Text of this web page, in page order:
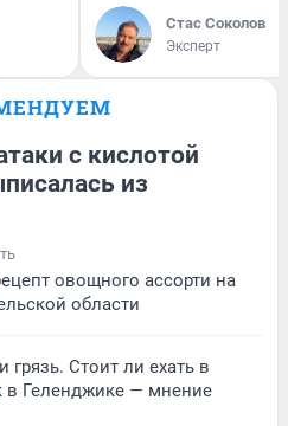
Стас Соколов
Эксперт
с кислотой
из
овощного ассорти на
области
Стоит ли ехать в
Геленджике — мнение